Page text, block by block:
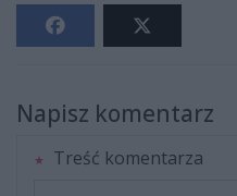
Napisz komentarz
Treść komentarza